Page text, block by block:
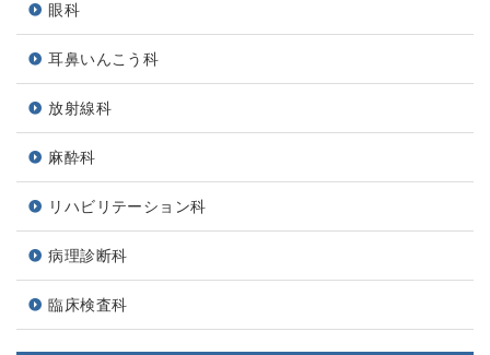
眼科
耳鼻いんこう科
放射線科
麻酔科
リハビリテーション科
病理診断科
臨床検査科